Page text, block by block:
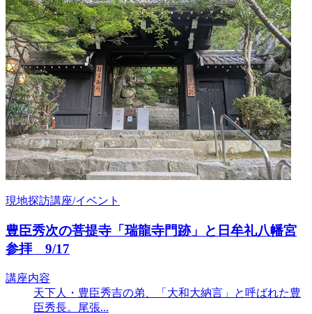
現地探訪講座/イベント
豊臣秀次の菩提寺「瑞龍寺門跡」と日牟礼八幡宮
参拝 9/17
講座内容
天下人・豊臣秀吉の弟、「大和大納言」と呼ばれた豊
臣秀長。尾張...